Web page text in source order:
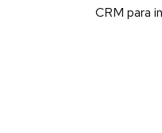
CRM para